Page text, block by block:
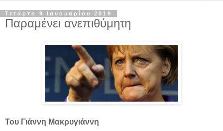
Τετάρτη 9 Ιανουαρίου 2019
Παραμένει ανεπιθύμητη
Του Γιάννη Μακρυγιάννη